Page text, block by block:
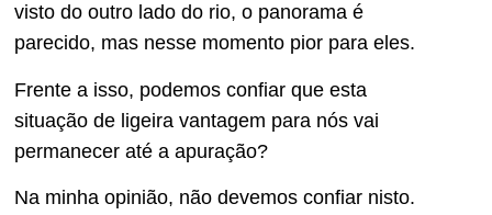
visto do outro lado do rio, o panorama é
parecido, mas nesse momento pior para eles.
Frente a isso, podemos confiar que esta
situação de ligeira vantagem para nós vai
permanecer até a apuração?
Na minha opinião, não devemos confiar nisto.